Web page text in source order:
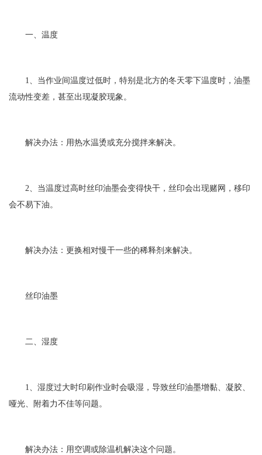
一、温度
1、当作业间温度过低时，特别是北方的冬天零下温度时，油墨
流动性变差，甚至出现凝胶现象。
解决办法：用热水温烫或充分搅拌来解决。
2、当温度过高时丝印油墨会变得快干，丝印会出现赌网，移印
会不易下油。
解决办法：更换相对慢干一些的稀释剂来解决。
丝印油墨
二、湿度
1、湿度过大时印刷作业时会吸湿，导致丝印油墨增黏、凝胶、
哑光、附着力不佳等问题。
解决办法：用空调或除温机解决这个问题。